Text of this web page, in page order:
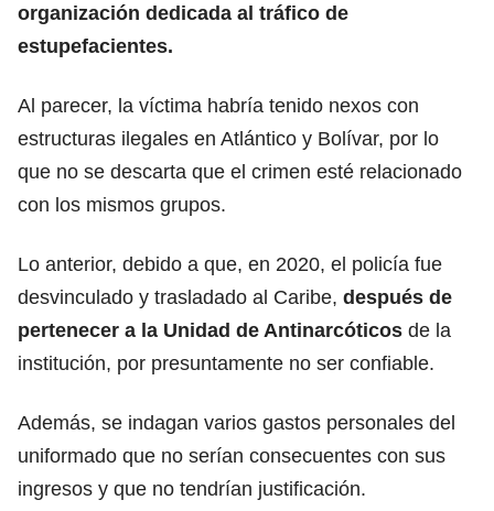
organización dedicada al tráfico de
estupefacientes.
Al parecer, la víctima habría tenido nexos con
estructuras ilegales en Atlántico y Bolívar, por lo
que no se descarta que el crimen esté relacionado
con los mismos grupos.
Lo anterior, debido a que, en 2020, el policía fue
desvinculado y trasladado al Caribe, después de
pertenecer a la Unidad de Antinarcóticos de la
institución, por presuntamente no ser confiable.
Además, se indagan varios gastos personales del
uniformado que no serían consecuentes con sus
ingresos y que no tendrían justificación.